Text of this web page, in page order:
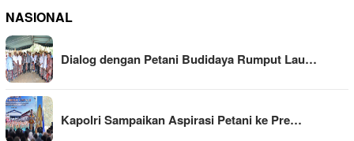
NASIONAL
Dialog dengan Petani Budidaya Rumput Lau…
Kapolri Sampaikan Aspirasi Petani ke Pre…